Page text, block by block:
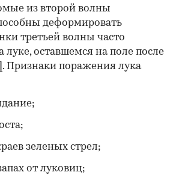
из второй волны
деформировать
третьей волны часто
луке, оставшемся на поле после
. Признаки поражения лука
зеленых стрел;
от луковиц;